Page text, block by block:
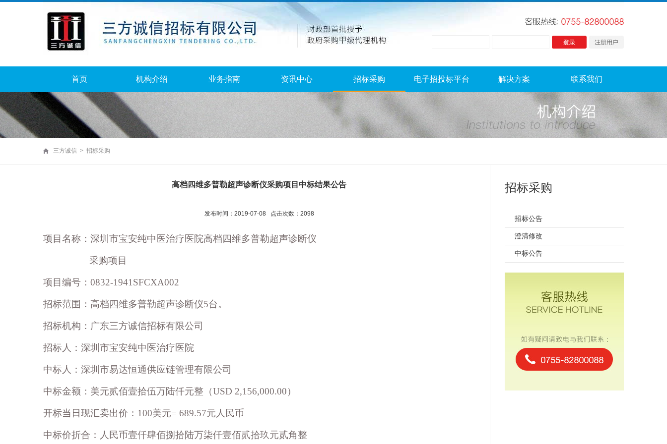
首页 机构介绍 业务指南 资讯中心 招标采购 电子招投标平台 解决方案 联系我们
三方诚信 > 招标采购
高档四维多普勒超声诊断仪采购项目中标结果公告
发布时间：2019-07-08 点击次数：2098
项目名称：深圳市宝安纯中医治疗医院高档四维多普勒超声诊断仪
采购项目
项目编号：0832-1941SFCXA002
招标范围：高档四维多普勒超声诊断仪5台。
招标机构：广东三方诚信招标有限公司
招标人：深圳市宝安纯中医治疗医院
中标人：深圳市易达恒通供应链管理有限公司
中标金额：美元贰佰壹拾伍万陆仟元整（USD 2,156,000.00）
开标当日现汇卖出价：100美元= 689.57元人民币
中标价折合：人民币壹仟肆佰捌拾陆万柒仟壹佰贰拾玖元贰角整
招标采购
招标公告
澄清修改
中标公告